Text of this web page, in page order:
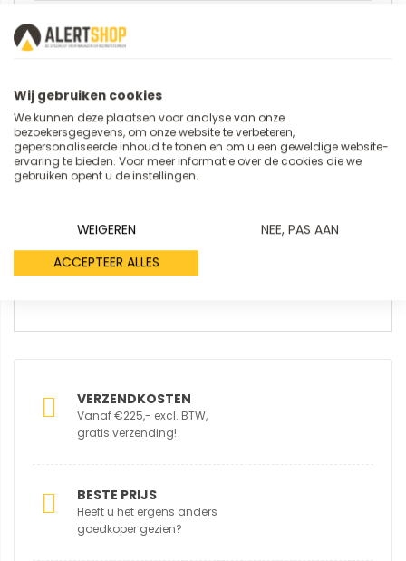
Samenvatting
Review
REVIEW VERSTUREN
VERZENDKOSTEN
Vanaf €225,- excl. BTW,
gratis verzending!
BESTE PRIJS
Heeft u het ergens anders
goedkoper gezien?
Wij gebruiken cookies
We kunnen deze plaatsen voor analyse van onze
bezoekersgegevens, om onze website te verbeteren,
gepersonaliseerde inhoud te tonen en om u een geweldige website-
ervaring te bieden. Voor meer informatie over de cookies die we
gebruiken opent u de instellingen.
WEIGEREN
NEE, PAS AAN
ACCEPTEER ALLES